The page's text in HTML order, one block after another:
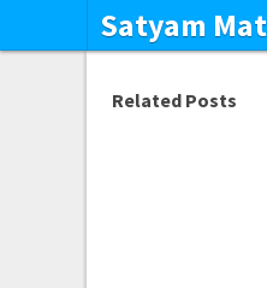
Satyam
Related Posts